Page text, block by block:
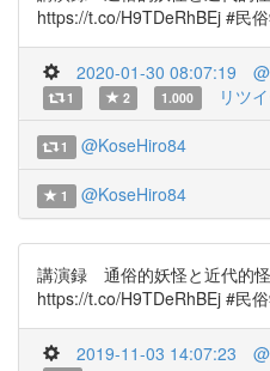
https://t.co/H9TDeRhBEj #民
2020-01-30 08:07:19
1 2 1.000 リツ
1 @KoseHiro84
1 @KoseHiro84
講演録 通俗的妖怪と近代的
https://t.co/H9TDeRhBEj #民
2019-11-03 14:07:23